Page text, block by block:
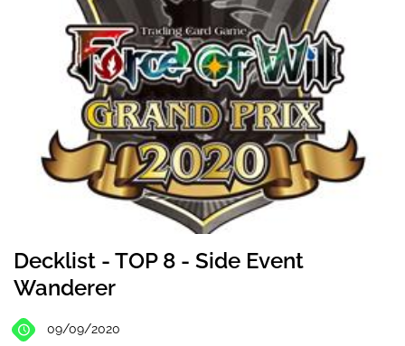
Decklist - TOP 8 - Side Event
Wanderer
09/09/2020